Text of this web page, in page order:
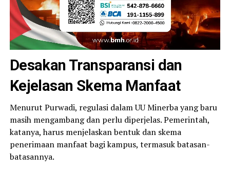
Desakan Transparansi dan
Kejelasan Skema Manfaat
Menurut Purwadi, regulasi dalam UU Minerba yang baru
masih mengambang dan perlu diperjelas. Pemerintah,
katanya, harus menjelaskan bentuk dan skema
penerimaan manfaat bagi kampus, termasuk batasan-
batasannya.